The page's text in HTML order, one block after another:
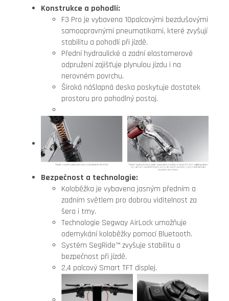
Konstrukce a pohodlí:
F3 Pro je vybavena 10palcovými bezdušovými
samoopravnými pneumatikami, které zvyšují
stabilitu a pohodlí při jízdě.
Přední hydraulické a zadní elastomerové
odpružení zajišťuje plynulou jízdu i na
nerovném povrchu.
Široká nášlapná deska poskytuje dostatek
prostoru pro pohodlný postoj.
Bezpečnost a technologie:
Koloběžka je vybavena jasným předním a
zadním světlem pro dobrou viditelnost za
šera i tmy.
Technologie Segway AirLock umožňuje
odemykání koloběžky pomocí Bluetooth.
Systém SegRide™ zvyšuje stabilitu a
bezpečnost při jízdě.
2,4 palcový Smart TFT displej.